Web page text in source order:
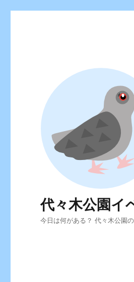
代々木公園イ
今日は何がある？ 代々木公園